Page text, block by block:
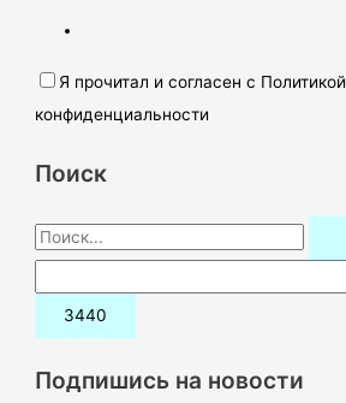
Я прочитал и согласен с Политикой
конфиденциальности
Поиск
П
о
и
:Подпишись на новости